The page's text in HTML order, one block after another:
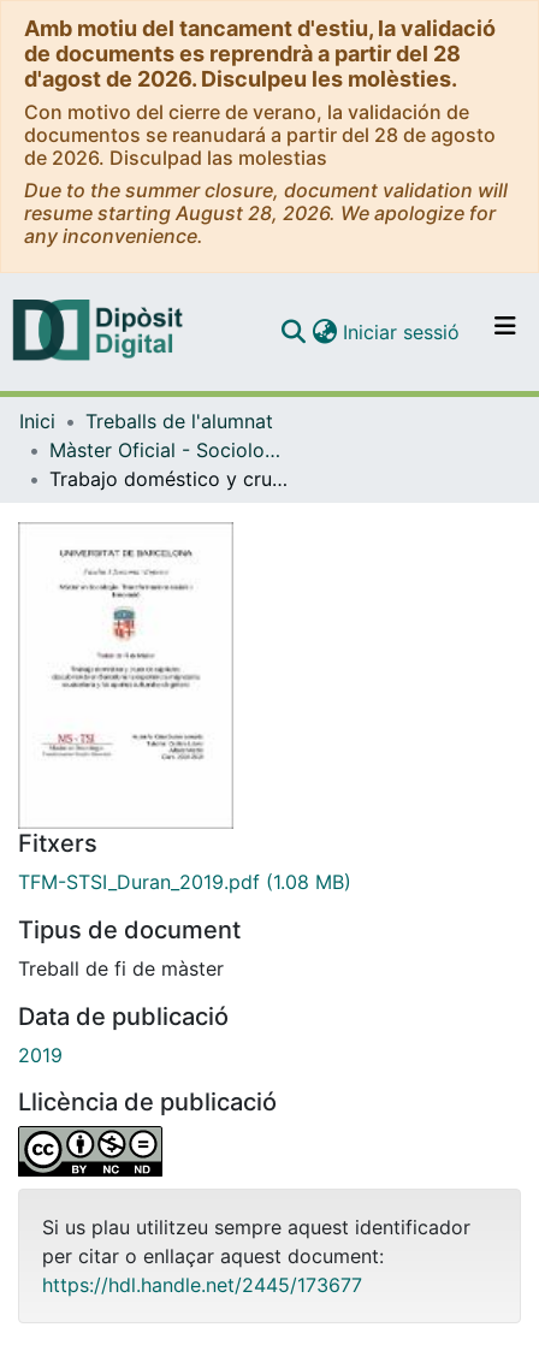
Amb motiu del tancament d'estiu, la validació
de documents es reprendrà a partir del 28
d'agost de 2026. Disculpeu les molèsties.
Con motivo del cierre de verano, la validación de
documentos se reanudará a partir del 28 de agosto
de 2026. Disculpad las molestias
Due to the summer closure, document validation will
resume starting August 28, 2026. We apologize for
any inconvenience.
Navega per tot el DD
Iniciar sessió (current)
Inici
Treballs de l'alumnat
Màster Oficial - Sociologia: Transformacions Socials i Innovació
Trabajo doméstico y cruce de capitales: descubriendo en Barcelona la experiencia migratoria ecuatoriana y los aportes culturales de género
Fitxers
TFM-STSI_Duran_2019.pdf (1.08 MB)
Tipus de document
Treball de fi de màster
Data de publicació
2019
Llicència de publicació
Si us plau utilitzeu sempre aquest identificador
per citar o enllaçar aquest document:
https://hdl.handle.net/2445/173677